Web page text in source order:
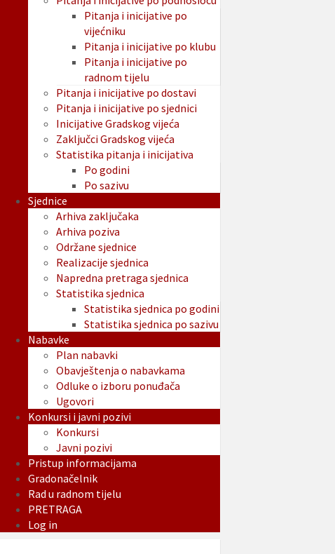
Pitanja i inicijative po
vijećniku
Pitanja i inicijative po klubu
Pitanja i inicijative po
radnom tijelu
Pitanja i inicijative po dostavi
Pitanja i inicijative po sjednici
Inicijative Gradskog vijeća
Zaključci Gradskog vijeća
Statistika pitanja i inicijativa
Po godini
Po sazivu
Sjednice
Arhiva zaključaka
Arhiva poziva
Održane sjednice
Realizacije sjednica
Napredna pretraga sjednica
Statistika sjednica
Statistika sjednica po godini
Statistika sjednica po sazivu
Nabavke
Plan nabavki
Obavještenja o nabavkama
Odluke o izboru ponuđača
Ugovori
Konkursi i javni pozivi
Konkursi
Javni pozivi
Pristup informacijama
Gradonačelnik
Rad u radnom tijelu
PRETRAGA
Log in